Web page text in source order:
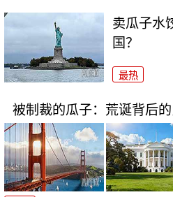
卖瓜子水
国？
最热
被制裁的瓜子：荒诞背后